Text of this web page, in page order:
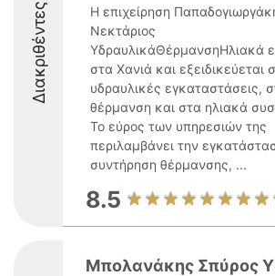
Διακριθέντες
Η επιχείρηση
Νεκτάριος
ΥδραυλικάΘέρμανσηΗλιακά
στα Χανιά και εξειδικεύεται
υδραυλικές εγκαταστάσεις,
θέρμανση και στα ηλιακά
Το εύρος των υπηρεσιών της
περιλαμβάνει την
συντήρηση θέρμανσης, ...
8.5
Μπολανάκης Σπύρος